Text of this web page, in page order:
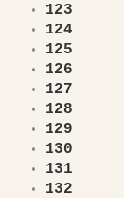
123
124
125
126
127
128
129
130
131
132